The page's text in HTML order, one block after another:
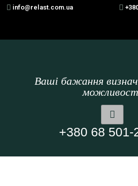
info@relast.com.ua
Ваші бажання
+380 68 501-